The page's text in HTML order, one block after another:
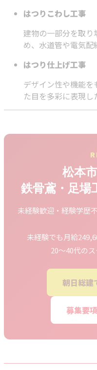
はつりこわし工事
建物の一部分を取り
め、水道管や電気配
はつり仕上げ工事
デザイン性や機能
た目を多彩に表現し
松本
鉄骨鳶・足場
未経験歓迎・経験学歴
未経験でも月給
20～40代の
朝日総建
募集要